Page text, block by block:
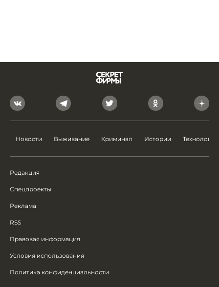
Новости Выживание Криминал Истории Технологии
Редакция
Спецпроекты
Реклама
RSS
Правовая информация
Условия использования
Политика конфиденциальности